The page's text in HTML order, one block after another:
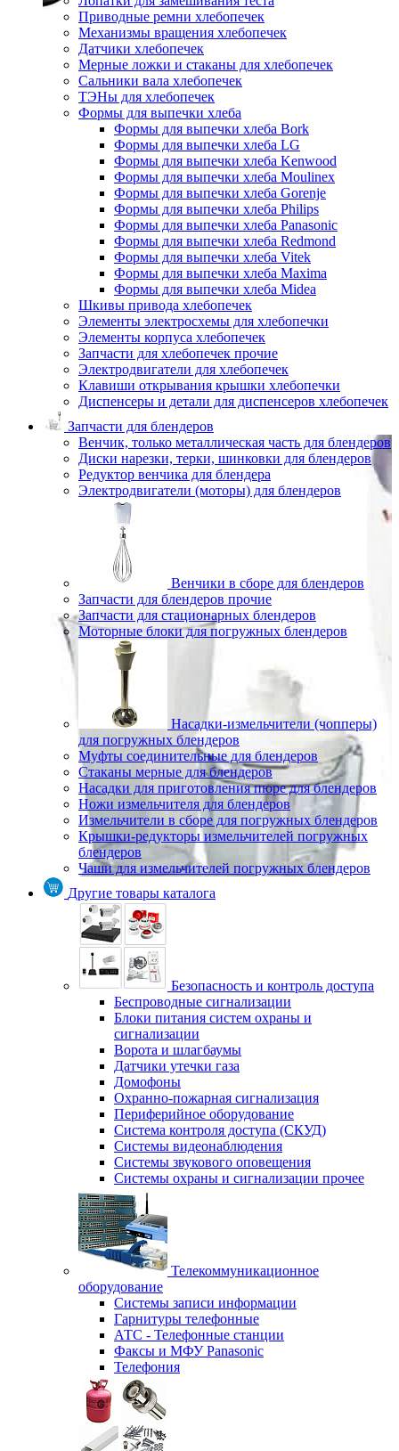
Приводные ремни хлебопечек
Механизмы вращения хлебопечек
Датчики хлебопечек
Мерные ложки и стаканы для хлебопечек
Сальники вала хлебопечек
ТЭНы для хлебопечек
Формы для выпечки хлеба
Формы для выпечки хлеба Bork
Формы для выпечки хлеба LG
Формы для выпечки хлеба Kenwood
Формы для выпечки хлеба Moulinex
Формы для выпечки хлеба Gorenje
Формы для выпечки хлеба Philips
Формы для выпечки хлеба Panasonic
Формы для выпечки хлеба Redmond
Формы для выпечки хлеба Vitek
Формы для выпечки хлеба Maxima
Формы для выпечки хлеба Midea
Шкивы привода хлебопечек
Элементы электросхемы для хлебопечки
Элементы корпуса хлебопечек
Запчасти для хлебопечек прочие
Электродвигатели для хлебопечек
Клавиши открывания крышки хлебопечки
Диспенсеры и детали для диспенсеров хлебопечек
Запчасти для блендеров
Венчик, только металлическая часть для блендеров
Диски нарезки, терки, шинковки для блендеров
Редуктор венчика для блендера
Электродвигатели (моторы) для блендеров
Венчики в сборе для блендеров
Запчасти для блендеров прочие
Запчасти для стационарных блендеров
Моторные блоки для погружных блендеров
Насадки-измельчители (чопперы)
для погружных блендеров
Муфты соединительные для блендеров
Стаканы мерные для блендеров
Насадки для приготовления пюре для блендеров
Ножи измельчителя для блендеров
Измельчители в сборе для погружных блендеров
Крышки-редукторы измельчителей погружных
блендеров
Чаши для измельчителей погружных блендеров
Другие товары каталога
Безопасность и контроль доступа
Беспроводные сигнализации
Блоки питания систем охраны и
сигнализации
Ворота и шлагбаумы
Датчики утечки газа
Домофоны
Охранно-пожарная сигнализация
Периферийное оборудование
Система контроля доступа (СКУД)
Системы видеонаблюдения
Системы звукового оповещения
Системы охраны и сигнализации прочее
Телекоммуникационное
оборудование
Системы записи информации
Гарнитуры телефонные
АТС - Телефонные станции
Факсы и МФУ Panasonic
Телефония